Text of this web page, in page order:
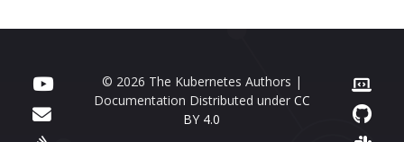
© 2026 The Kubernetes Authors |
Documentation Distributed under CC
BY 4.0